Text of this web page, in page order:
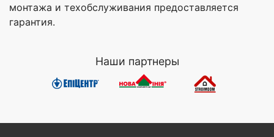
монтажа и техобслуживания предоставляется
гарантия.
Наши партнеры